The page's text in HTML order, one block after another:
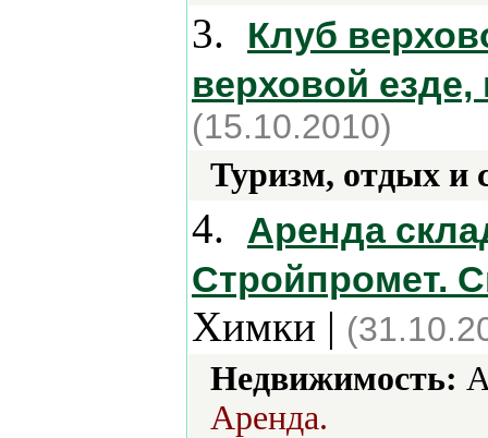
3.
Клуб
верховой
(15.10.2010)
Туризм, отдых и
4.
Аренда
Стройпромет.
Химки |
Недвижимость:
Аренда.